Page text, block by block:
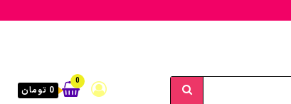
0
0 تومان